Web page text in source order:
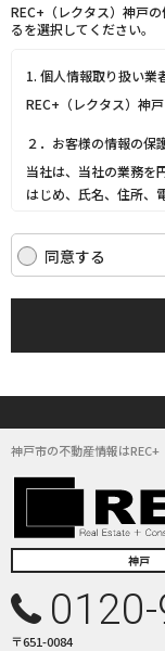
REC+（レクタス）神戸
るを選択してください。
1. 個人情報取り扱い業
REC+（レクタス）神
２．お客様の情報の保
当社は、当社の業務を
はじめ、氏名、住所、
当社は、これらのお客
す。）の適正な保護を
法令を遵守し、適切
す。
ます。また、取引先等
(3) お客さま情報の収
(4) お客さま情報の漏
講じて適切な管理を行
(5) 保有するお客さま
除、利用停止の依頼を
具体的には、以下の内
３．お客様の情報の利用
同意する
神戸市の不動産情報は
神戸
〒651-0084